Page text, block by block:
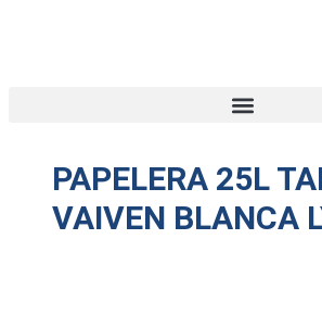
PAPELERA 25L
VAIVEN BLANCA